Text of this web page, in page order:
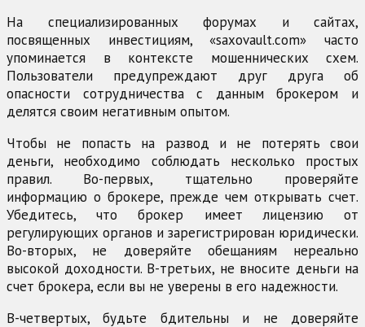
На специализированных форумах и сайтах,
посвященных инвестициям, «saxovault.com» часто
упоминается в контексте мошеннических схем.
Пользователи предупреждают друг друга об
опасности сотрудничества с данным брокером и
делятся своим негативным опытом.
Чтобы не попасть на развод и не потерять свои
деньги, необходимо соблюдать несколько простых
правил. Во-первых, тщательно проверяйте
информацию о брокере, прежде чем открывать счет.
Убедитесь, что брокер имеет лицензию от
регулирующих органов и зарегистрирован юридически.
Во-вторых, не доверяйте обещаниям нереально
высокой доходности. В-третьих, не вносите деньги на
счет брокера, если вы не уверены в его надежности.
В-четвертых, будьте бдительны и не доверяйте